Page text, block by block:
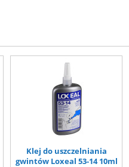
Klej do uszczelniania
gwintów Loxeal 53-14 10ml